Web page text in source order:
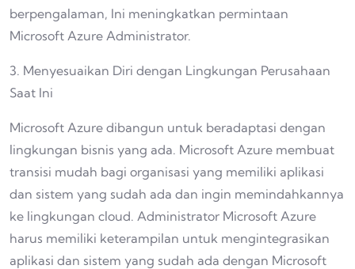
berpengalaman, Ini meningkatkan permintaan
Microsoft Azure Administrator.
3. Menyesuaikan Diri dengan Lingkungan Perusahaan
Saat Ini
Microsoft Azure dibangun untuk beradaptasi dengan
lingkungan bisnis yang ada. Microsoft Azure membuat
transisi mudah bagi organisasi yang memiliki aplikasi
dan sistem yang sudah ada dan ingin memindahkannya
ke lingkungan cloud. Administrator Microsoft Azure
harus memiliki keterampilan untuk mengintegrasikan
aplikasi dan sistem yang sudah ada dengan Microsoft